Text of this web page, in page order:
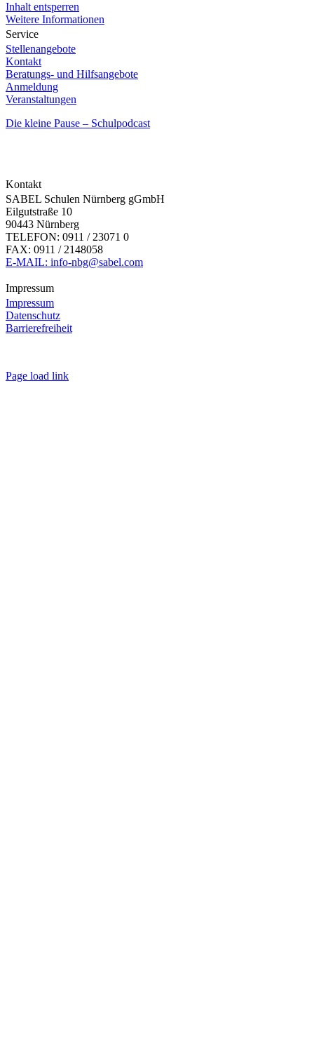
Inhalt entsperren
Weitere Informationen
Service
Stellenangebote
Kontakt
Beratungs- und Hilfsangebote
Anmeldung
Veranstaltungen
Die kleine Pause – Schulpodcast
Kontakt
SABEL Schulen Nürnberg gGmbH
Eilgutstraße 10
90443 Nürnberg
TELEFON: 0911 / 23071 0
FAX: 0911 / 2148058
E-MAIL: info-nbg@sabel.com
Impressum
Impressum
Datenschutz
Barrierefreiheit
Page load link